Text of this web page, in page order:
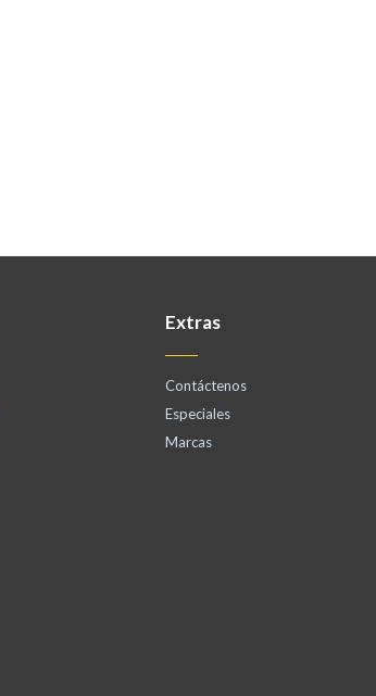
Extras
Contáctenos
Especiales
Marcas